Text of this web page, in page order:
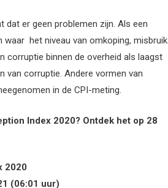
er geen problemen zijn. Als een
het niveau van omkoping, misbruik
corruptie binnen de overheid als laagst
van corruptie. Andere vormen van
in de CPI-meting.
Index 2020? Ontdek het op 28
2020
(06:01 uur)